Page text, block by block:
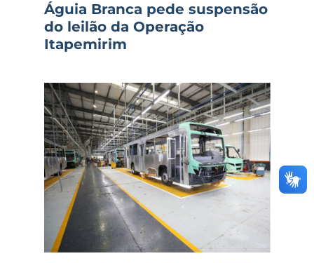
Águia Branca pede suspensão
do leilão da Operação
Itapemirim